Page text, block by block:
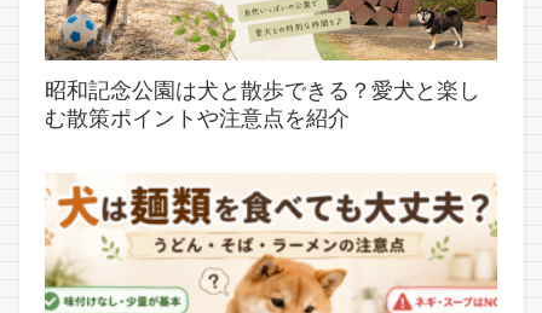
昭和記念公園は犬と散歩できる？愛犬と楽し
む散策ポイントや注意点を紹介